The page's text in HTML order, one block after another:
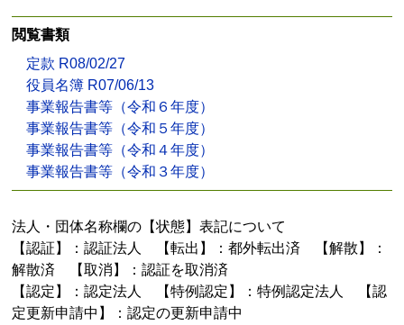
閲覧書類
定款 R08/02/27
役員名簿 R07/06/13
事業報告書等（令和６年度）
事業報告書等（令和５年度）
事業報告書等（令和４年度）
事業報告書等（令和３年度）
法人・団体名称欄の【状態】表記について
【認証】：認証法人 【転出】：都外転出済 【解散】：
解散済 【取消】：認証を取消済
【認定】：認定法人 【特例認定】：特例認定法人 【認
定更新申請中】：認定の更新申請中